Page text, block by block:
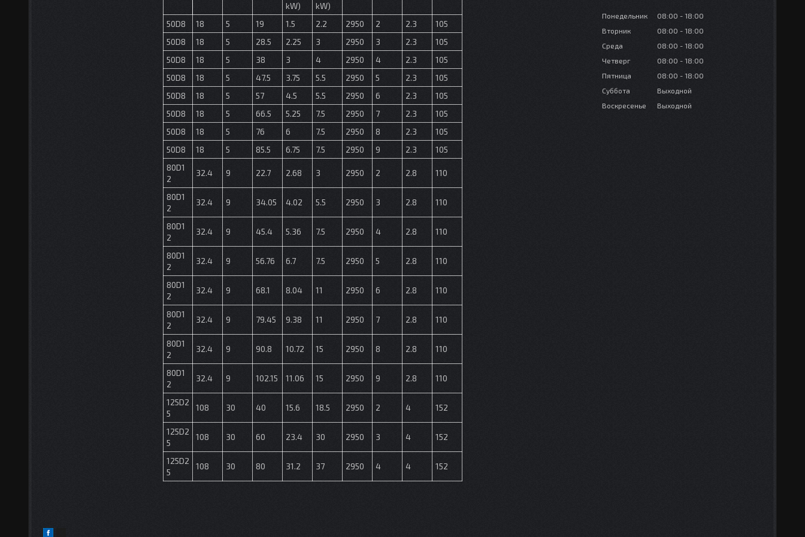
kW)
kW)
50D8 18 5 19 1.5 2.2 2950 2 2.3
105
50D8
18 5 28.5 2.25 3 2950 3 2.3
105
50D8
18 5 38 3 4 2950 4 2.3
105
50D8
18 5 47.5 3.75 5.5 2950 5 2.3
105
50D8
18 5 57 4.5 5.5 2950 6 2.3
105
50D8
18 5 66.5 5.25 7.5 2950 7 2.3
105
50D8
18 5 76 6 7.5 2950 8 2.3
105
50D8
18 5 85.5 6.75 7.5 2950 9 2.3
105
80D1
2
32.4 9 22.7 2.68 3 2950 2 2.8 110
80D1
2
32.4 9 34.05 4.02 5.5 2950 3 2.8 110
80D1
2
32.4 9 45.4 5.36 7.5 2950 4 2.8 110
80D1
2
32.4 9 56.76 6.7 7.5 2950 5 2.8 110
80D1
2
32.4 9 68.1 8.04 11 2950 6 2.8 110
80D1
2
32.4 9 79.45 9.38 11 2950 7 2.8 110
80D1
2
32.4 9 90.8 10.72 15 2950 8 2.8 110
80D1
2
32.4 9 102.15 11.06 15 2950 9 2.8 110
125D2
5
108 30 40 15.6 18.5 2950 2 4 152
125D2
5
108 30 60 23.4 30 2950 3 4 152
125D2
5
108 30 80 31.2 37 2950 4 4 152
Понедельник 08:00
18:00
Вторник
08:00
18:00
Среда
08:00
18:00
Четверг
08:00
18:00
Пятница
08:00
18:00
Суббота
Выходной
Воскресенье
Выходной